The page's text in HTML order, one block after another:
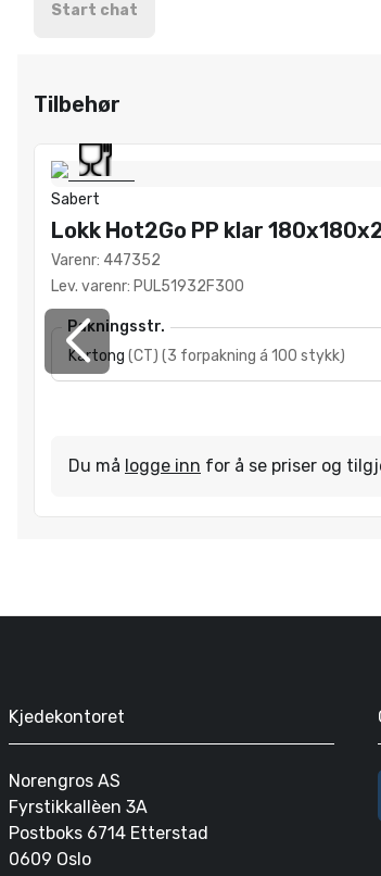
Start chat
Tilbehør
Sabert
Lokk Hot2Go PP klar
Varenr: 447352
Lev. varenr: PUL51932F300
Pakningsstr.
Kartong (CT) (3 forpakning á 100 stykk)
Du må logge inn for å se priser og
Kjedekontoret
Norengros AS
Fyrstikkallèen 3A
Postboks 6714 Etterstad
0609 Oslo